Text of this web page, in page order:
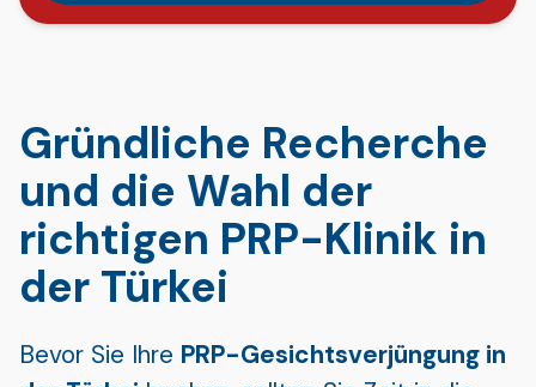
Gründliche Recherche
und die Wahl der
richtigen PRP-Klinik in
der Türkei
Bevor Sie Ihre PRP-Gesichtsverjüngung in